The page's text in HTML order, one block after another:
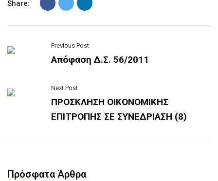
Share:
Previous Post
Απόφαση Δ.Σ. 56/2011
Next Post
ΠΡΟΣΚΛΗΣΗ ΟΙΚΟΝΟΜΙΚΗΣ
ΕΠΙΤΡΟΠΗΣ ΣΕ ΣΥΝΕΔΡΙΑΣΗ (8)
Πρόσφατα Άρθρα